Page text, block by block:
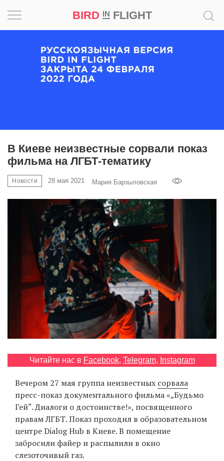
BIRD INFLIGHT
В Киеве неизвестные сорвали показ
фильма на ЛГБТ-тематику
Новости 28 мая 2021 Мария Барзыловская
Читайте нас в Facebook, Telegram, Instagram
Вечером 27 мая группа неизвестных сорвала
пресс-показ документального фильма «„Будьмо
Гей“. Диалоги о достоинстве!», посвященного
правам ЛГБТ. Показ проходил в образовательном
центре Dialog Hub в Киеве. В помещение
забросили файер и распылили в окно
слезоточивый газ.